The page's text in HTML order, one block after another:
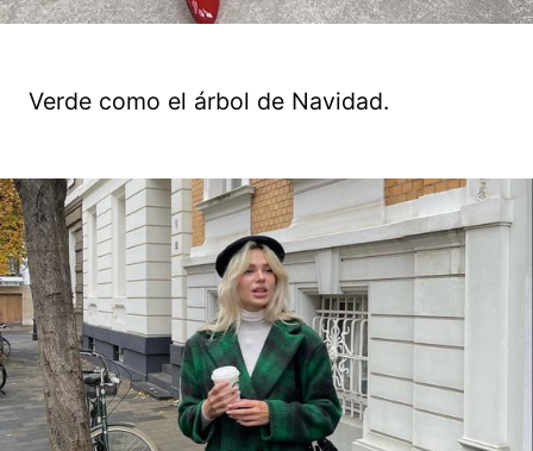
Verde como el árbol de Navidad.